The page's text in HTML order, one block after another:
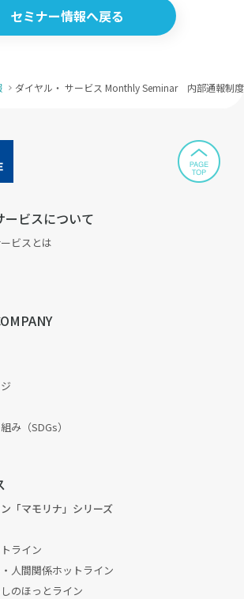
セミナー情報へ戻る
ダイヤル・ サービス Monthly Seminar 内部通報制
ービスについて
ビスとは
み（SDGs）
「マモリナ」シリーズ
ライン
人間関係ホットライン
のほっとライン